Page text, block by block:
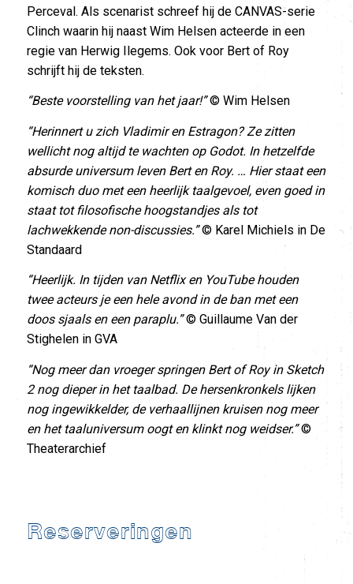
Perceval. Als scenarist schreef hij de CANVAS-serie
Clinch waarin hij naast Wim Helsen acteerde in een
regie van Herwig Ilegems. Ook voor Bert of Roy
schrijft hij de teksten.
“Beste voorstelling van het jaar!”© Wim Helsen
“Herinnert u zich Vladimir en Estragon? Ze zitten
wellicht nog altijd te wachten op Godot. In hetzelfde
absurde universum leven Bert en Roy. … Hier staat een
komisch duo met een heerlijk taalgevoel, even goed in
staat tot filosofische hoogstandjes als tot
lachwekkende non-discussies.”© Karel Michiels in De
Standaard
“Heerlijk. In tijden van Netflix en YouTube houden
twee acteurs je een hele avond in de ban met een
doos sjaals en een paraplu.”© Guillaume Van der
Stighelen in GVA
“Nog meer dan vroeger springen Bert of Roy in Sketch
2 nog dieper in het taalbad. De hersenkronkels lijken
nog ingewikkelder, de verhaallijnen kruisen nog meer
en het taaluniversum oogt en klinkt nog weidser.”©
Theaterarchief
Reserveringen